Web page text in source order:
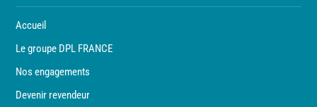
Accueil
Le groupe DPL FRANCE
Nos engagements
Devenir revendeur